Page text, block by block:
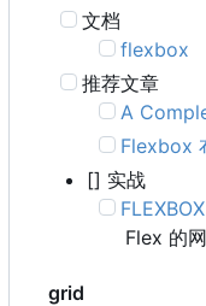
文档
flexbox
推荐文章
A
Flexbox
[] 实战
Flex 的
grid